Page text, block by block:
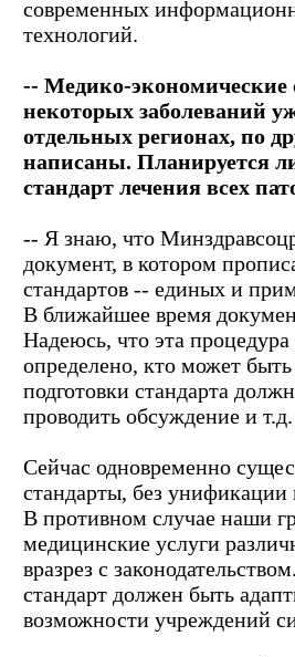
современных
технологий.
-- Медико-экономические
некоторых заболеваний
отдельных регионах, по
написаны. Планируется
стандарт лечения всех
-- Я знаю, что
документ, в котором
стандартов -- единых и
В ближайшее время
Надеюсь, что эта процедура
определено, кто может
подготовки стандарта
проводить обсуждение и т.д.
Сейчас одновременно
стандарты, без унификации
В противном случае наши
медицинские услуги
вразрез с
стандарт должен быть
возможности учреждений